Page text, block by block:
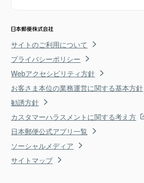
サイトのご利用について
プライバシーポリシー
Webアクセシビリティ方針
お客さま本位の業務運営に関する基本方針
勧誘方針
カスタマーハラスメントに関する考え方
日本郵便公式アプリ一覧
ソーシャルメディア
サイトマップ